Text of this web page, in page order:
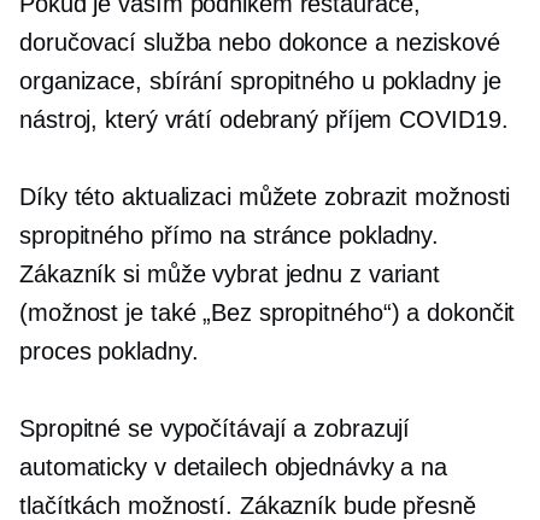
doručovací služba nebo dokonce a neziskové
organizace, sbírání spropitného u pokladny je
nástroj, který vrátí odebraný příjem COVID19.
Díky této aktualizaci můžete zobrazit možnosti
spropitného přímo na stránce pokladny.
Zákazník si může vybrat jednu z variant
(možnost je také „Bez spropitného“) a dokončit
proces pokladny.
Spropitné se vypočítávají a zobrazují
automaticky v detailech objednávky a na
tlačítkách možností. Zákazník bude přesně